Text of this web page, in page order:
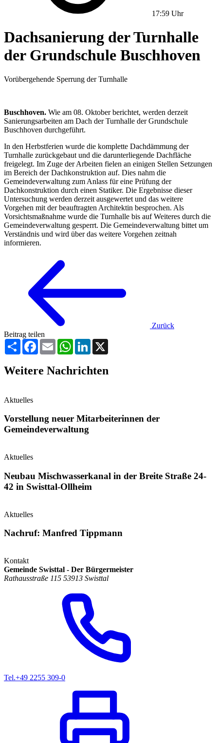
17:59 Uhr
Dachsanierung der Turnhalle
der Grundschule Buschhoven
Vorübergehende Sperrung der Turnhalle
Buschhoven. Wie am 08. Oktober berichtet, werden derzeit
Sanierungsarbeiten am Dach der Turnhalle der Grundschule
Buschhoven durchgeführt.
In den Herbstferien wurde die komplette Dachdämmung der
Turnhalle zurückgebaut und die darunterliegende Dachfläche
freigelegt. Im Zuge der Arbeiten fielen an einigen Stellen Setzungen
im Bereich der Dachkonstruktion auf. Dies nahm die
Gemeindeverwaltung zum Anlass für eine Prüfung der
Dachkonstruktion durch einen Statiker. Die Ergebnisse dieser
Untersuchung werden derzeit ausgewertet und das weitere
Vorgehen mit der beauftragten Architektin besprochen. Als
Vorsichtsmaßnahme wurde die Turnhalle bis auf Weiteres durch die
Gemeindeverwaltung gesperrt. Die Gemeindeverwaltung bittet um
Verständnis und wird über das weitere Vorgehen zeitnah
informieren.
Zurück
Beitrag teilen
Teilen Facebook
Email WhatsApp
LinkedIn
Weitere Nachrichten
Aktuelles
Vorstellung neuer Mitarbeiterinnen der
Gemeindeverwaltung
Aktuelles
Neubau Mischwasserkanal in der Breite Straße 24-
42 in Swisttal-Ollheim
Aktuelles
Nachruf: Manfred Tippmann
Kontakt
Gemeinde Swisttal - Der Bürgermeister
Rathausstraße 115 53913 Swisttal
Tel.+49 2255 309-0